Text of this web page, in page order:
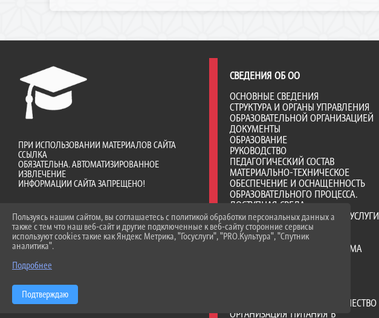
ПРИ ИСПОЛЬЗОВАНИИ МАТЕРИАЛОВ САЙТА
ССЫЛКА
ОБЯЗАТЕЛЬНА. АВТОМАТИЗИРОВАННОЕ
ИЗВЛЕЧЕНИЕ
ИНФОРМАЦИИ САЙТА ЗАПРЕЩЕНО!
СВЕДЕНИЯ ОБ ОО
ОСНОВНЫЕ СВЕДЕНИЯ
СТРУКТУРА И ОРГАНЫ УПРАВЛЕНИЯ
ОБРАЗОВАТЕЛЬНОЙ ОРГАНИЗАЦИЕЙ
ДОКУМЕНТЫ
ОБРАЗОВАНИЕ
РУКОВОДСТВО
ПЕДАГОГИЧЕСКИЙ СОСТАВ
МАТЕРИАЛЬНО-ТЕХНИЧЕСКОЕ
ОБЕСПЕЧЕНИЕ И ОСНАЩЕННОСТЬ
ОБРАЗОВАТЕЛЬНОГО ПРОЦЕССА.
ДОСТУПНАЯ СРЕДА
ПЛАТНЫЕ ОБРАЗОВАТЕЛЬНЫЕ УСЛУГИ
ФИНАНСОВО-ХОЗЯЙСТВЕННАЯ
ДЕЯТЕЛЬНОСТЬ
ВАКАНТНЫЕ МЕСТА ДЛЯ ПРИЕМА
МЕЖДУНАРОДНОЕ СОТРУДНИЧЕСТВО
ОРГАНИЗАЦИЯ ПИТАНИЯ В
Пользуясь нашим сайтом, вы соглашаетесь с политикой обработки персональных данных а
также с тем что наш веб-сайт и другие подключенные к веб-сайту сторонние сервисы
используют cookies такие как Яндекс Метрика, "Госуслуги", "PRO.Культура", "Спутник
аналитика".
Подробнее
Подтверждаю